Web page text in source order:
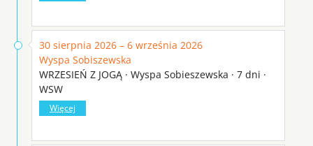
30 sierpnia 2026 – 6 września 2026
Wyspa Sobiszewska
WRZESIEŃ Z JOGĄ · Wyspa Sobieszewska · 7 dni ·
WSW
Więcej